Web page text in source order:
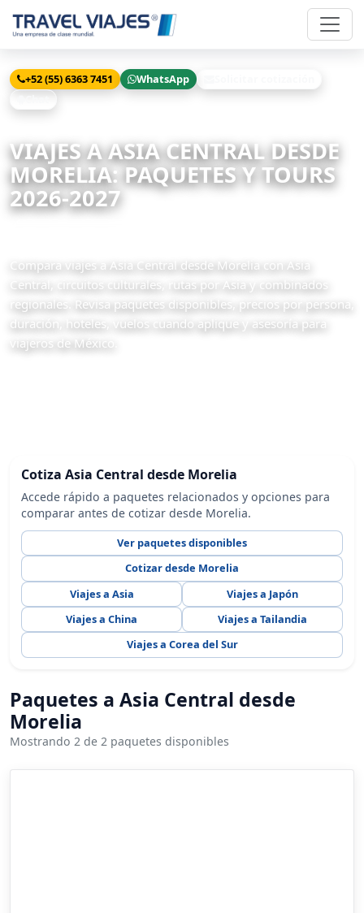
+52 (55) 6363 7451 WhatsApp
VIAJES A ASIA CENTRAL DESDE
MORELIA: PAQUETES Y TOURS
2026-2027
Compara viajes a Asia Central desde Morelia con Asia
Central, circuitos culturales, rutas por Asia y combinados
regionales. Revisa paquetes disponibles, precios por persona,
duración, hoteles, vuelos cuando aplique y asesoría para
viajeros de México.
Cotiza Asia Central desde Morelia
Accede rápido a paquetes relacionados y opciones para
comparar antes de cotizar desde Morelia.
Ver paquetes disponibles
Cotizar desde Morelia
Viajes a Asia
Viajes a Japón
Viajes a China
Viajes a Tailandia
Viajes a Corea del Sur
Paquetes a Asia Central desde
Morelia
Mostrando 2 de 2 paquetes disponibles